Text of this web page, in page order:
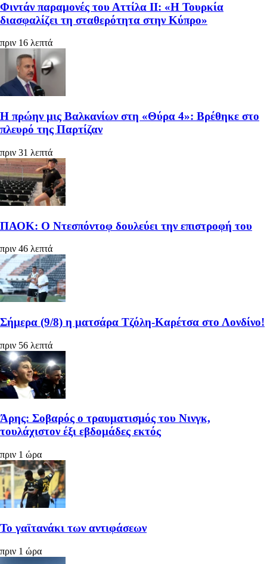
Φιντάν παραμονές του Αττίλα ΙΙ: «Η Τουρκία
διασφαλίζει τη σταθερότητα στην Κύπρο»
πριν 16 λεπτά
Η πρώην μις Βαλκανίων στη «Θύρα 4»: Βρέθηκε στο
πλευρό της Παρτίζαν
πριν 31 λεπτά
ΠΑΟΚ: Ο Ντεσπόντοφ δουλεύει την επιστροφή του
πριν 46 λεπτά
Σήμερα (9/8) η ματσάρα Τζόλη-Καρέτσα στο Λονδίνο!
πριν 56 λεπτά
Άρης: Σοβαρός ο τραυματισμός του Νινγκ,
τουλάχιστον έξι εβδομάδες εκτός
πριν 1 ώρα
Το γαϊτανάκι των αντιφάσεων
πριν 1 ώρα